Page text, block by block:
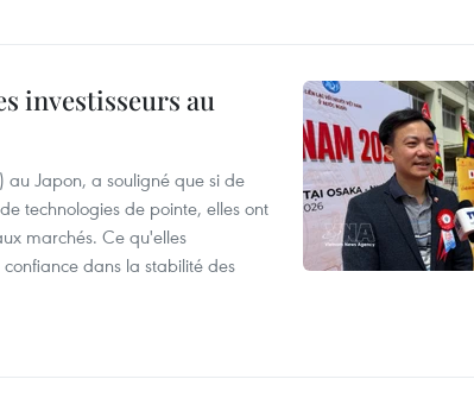
investisseurs au
au Japon, a souligné que si de
technologies de pointe, elles ont
marchés. Ce qu'elles
dans la stabilité des